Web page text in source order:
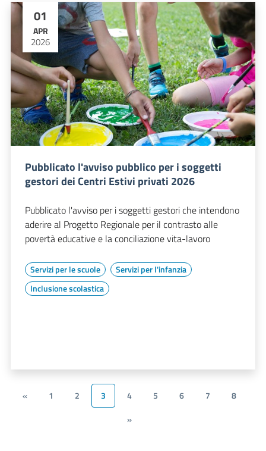
01
APR
2026
Pubblicato l'avviso pubblico per i soggetti
gestori dei Centri Estivi privati 2026
Pubblicato l'avviso per i soggetti gestori che intendono
aderire al Progetto Regionale per il contrasto alle
povertà educative e la conciliazione vita-lavoro
Servizi per le scuole
Servizi per l'infanzia
Inclusione scolastica
« 1 2 3 4 5 6 7
8
»